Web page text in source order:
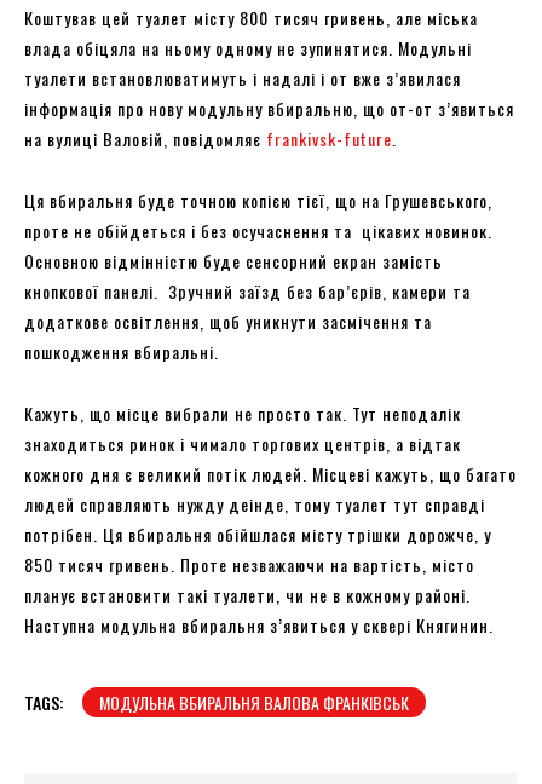
Коштував цей туалет місту 800 тисяч гривень, але міська
влада обіцяла на ньому одному не зупинятися. Модульні
туалети встановлюватимуть і надалі і от вже з’явилася
інформація про нову модульну вбиральню, що от-от з’явиться
на вулиці Валовій, повідомляє frankivsk-future
Ця вбиральня буде точною копією тієї, що на Грушевського,
проте не обійдеться і без осучаснення та цікавих новинок.
Основною відмінністю буде сенсорний екран замість
кнопкової панелі. Зручний заїзд без бар’єрів, камери та
додаткове освітлення, щоб уникнути засмічення та
пошкодження вбиральні.
Кажуть, що місце вибрали не просто так. Тут неподалік
знаходиться ринок і чимало торгових центрів, а відтак
кожного дня є великий потік людей. Місцеві кажуть, що багато
людей справляють нужду деінде, тому туалет тут справді
потрібен. Ця вбиральня обійшлася місту трішки дорожче, у
850 тисяч гривень. Проте незважаючи на вартість, місто
планує встановити такі туалети, чи не в кожному районі.
Наступна модульна вбиральня з’явиться у сквері Княгинин.
TAGS: МОДУЛЬНА ВБИРАЛЬНЯ ВАЛОВА ФРАНКІВСЬК